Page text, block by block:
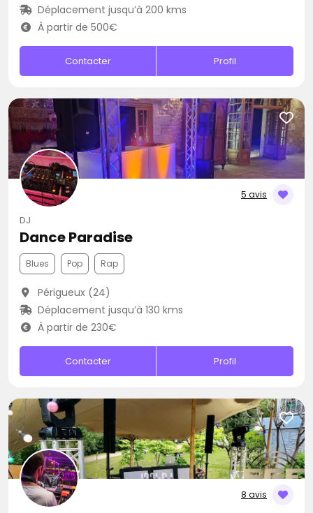
Déplacement jusqu’à 200 kms
À partir de 500€
Contacter Profil
5 avis
DJ
Dance Paradise
Blues Pop Rap
Périgueux (24)
Déplacement jusqu’à 130 kms
À partir de 230€
Contacter Profil
8 avis